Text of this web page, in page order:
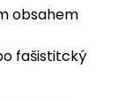
obsahem
fašistitcký